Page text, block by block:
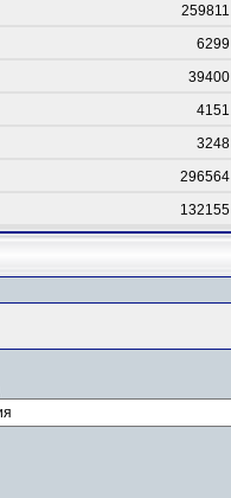
259811
6299
39400
4151
3248
296564
132155